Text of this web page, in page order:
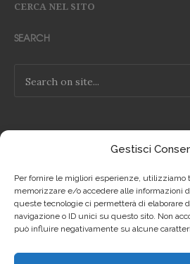
Gestisci
Per fornire le migliori esperienze, utilizziamo
memorizzare e/o accedere alle informazioni
queste tecnologie ci permetterà di elaborare
navigazione o ID unici su questo sito. Non
può influire negativamente su alcune
CERCA NEL SITO
SEARCH
Privacy Policy IT
Privacy Policy EN
Cookie Policy IT